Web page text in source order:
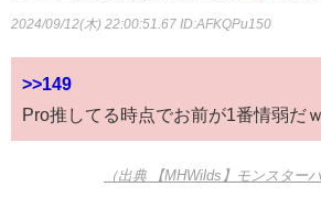
2024/09/12(木) 22:00:51.67 ID:AFKQPu150
>>149
Pro推してる時点でお前が1番情弱だ
（出典 【MHWilds】モンスター